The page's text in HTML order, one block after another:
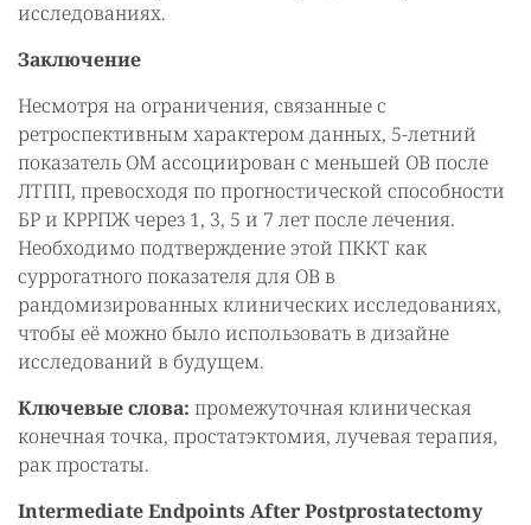
исследованиях.
Заключение
Несмотря на ограничения, связанные с
ретроспективным характером данных, 5-летний
показатель ОМ ассоциирован с меньшей ОВ после
ЛТПП, превосходя по прогностической способности
БР и КРРПЖ через 1, 3, 5 и 7 лет после лечения.
Необходимо подтверждение этой ПККТ как
суррогатного показателя для ОВ в
рандомизированных клинических исследованиях,
чтобы её можно было использовать в дизайне
исследований в будущем.
Ключевые слова: промежуточная клиническая
конечная точка, простатэктомия, лучевая терапия,
рак простаты.
Intermediate Endpoints After Postprostatectomy